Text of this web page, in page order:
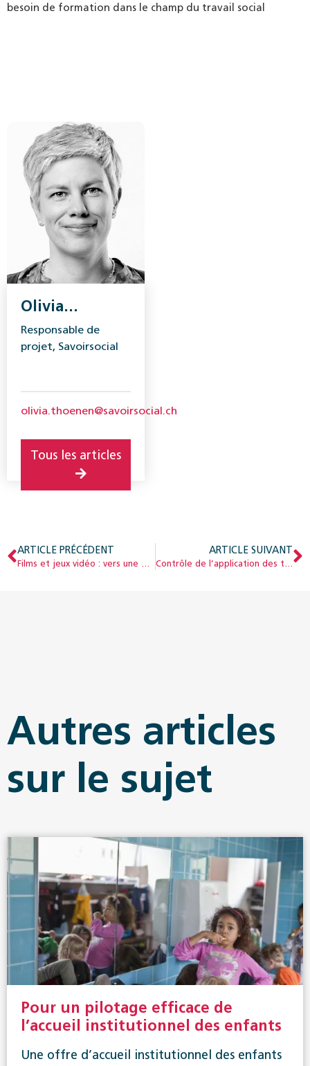
besoin de formation dans le champ du travail social
Olivia
Thoenen
Responsable de
projet, Savoirsocial
olivia.thoenen@savoirsocial.ch
Tous les articles
ARTICLE PRÉCÉDENT
Films et jeux vidéo : vers une meilleure protection des mineurs
ARTICLE SUIVANT
Contrôle de l’application des tarifs dans l’assurance-maladie : quelle méthode d’échantillonnage choisir?
Autres articles
sur le sujet
Pour un pilotage efficace de
l’accueil institutionnel des enfants
Une offre d’accueil institutionnel des enfants